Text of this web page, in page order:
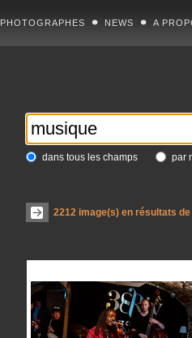
PHOTOGRAPHES NEWS A
dans tous les champs par
2212image(s) en résultats